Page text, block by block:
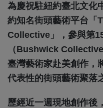
為慶祝駐紐約臺北文化
約知名街頭藝術平台
Collective」，參與第
（Bushwick
臺灣藝術家赴美創作，
代表性的街頭藝術聚落
歷經近一週現地創作後